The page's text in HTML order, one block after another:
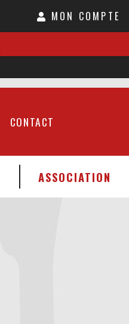
MON COMPTE
CONTACT
ASSOCIATION